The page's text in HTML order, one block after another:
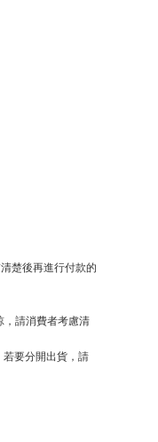
楚後再進行付款的
請消費者考慮清
要分開出貨，請